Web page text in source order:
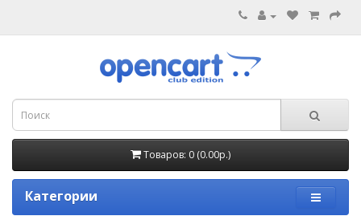
Товаров: 0 (0.00р.)
Категории